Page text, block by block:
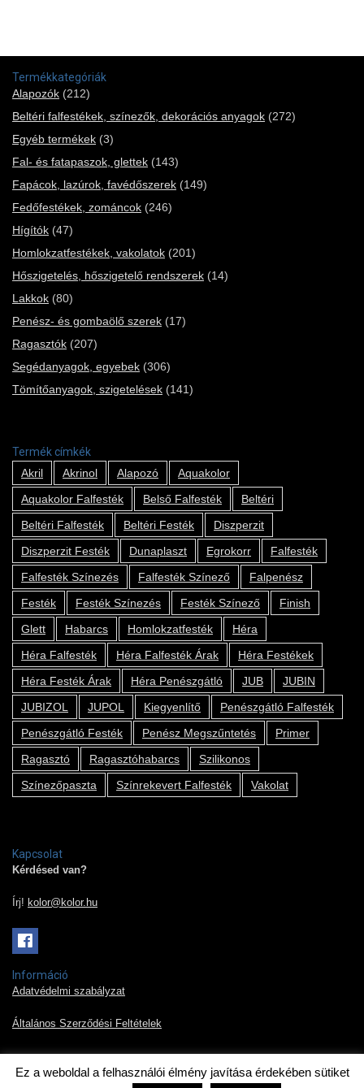
Termékkategóriák
Alapozók (212)
Beltéri falfestékek, színezők, dekorációs anyagok (272)
Egyéb termékek (3)
Fal- és fatapaszok, glettek (143)
Fapácok, lazúrok, favédőszerek (149)
Fedőfestékek, zománcok (246)
Hígítók (47)
Homlokzatfestékek, vakolatok (201)
Hőszigetelés, hőszigetelő rendszerek (14)
Lakkok (80)
Penész- és gombaölő szerek (17)
Ragasztók (207)
Segédanyagok, egyebek (306)
Tömítőanyagok, szigetelések (141)
Termék címkék
Akril
Akrinol Alapozó
Aquakolor
Aquakolor Falfesték
Belső Falfesték
Beltéri
Beltéri Falfesték
Beltéri Festék
Diszperzit
Diszperzit Festék
Dunaplaszt Egrokorr
Falfesték
Falfesték Színezés
Falfesték Színező
Falpenész
Festék
Festék Színezés Festék Színező
Finish
Glett
Habarcs Homlokzatfesték
Héra
Héra Falfesték
Héra Falfesték Árak
Héra Festékek
Héra Festék Árak
Héra Penészgátló JUB
JUBIN
JUBIZOL
JUPOL Kiegyenlítő
Penészgátló Falfesték
Penészgátló Festék
Penész Megszűntetés
Primer
Ragasztó
Ragasztóhabarcs
Szilikonos
Színezőpaszta
Színrekevert Falfesték Vakolat
Kapcsolat
Kérdésed van?
Írj! kolor@kolor.hu
Információ
Adatvédelmi szabályzat
Általános Szerződési Feltételek
Ez a weboldal a felhasználói élmény javítása érdekében sütiket